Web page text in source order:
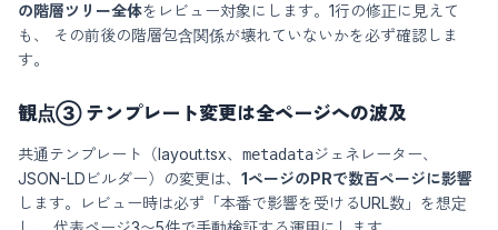
の階層ツリー全体をレビュー対象にします。1行の修正に見えて
も、 その前後の階層包含関係が壊れていないかを必ず確認しま
す。
観点③ テンプレート変更は全ページへの波及
共通テンプレート（layout.tsx、 metadataジェネレーター、
JSON-LDビルダー）の変更は、 1ページのPRで数百ページに影響
します。レビュー時は必ず「本番で影響を受けるURL数」を想定